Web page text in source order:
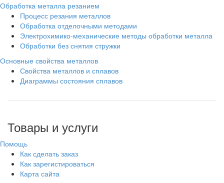
Обработка металла резанием
Процесс резания металлов
Обработка отделочными методами
Электрохимико-механические методы обработки металла
Обработки без снятия стружки
Основные свойства металлов
Свойства металлов и сплавов
Диаграммы состояния сплавов
Товары и услуги
Помощь
Как сделать заказ
Как зарегистироваться
Карта сайта